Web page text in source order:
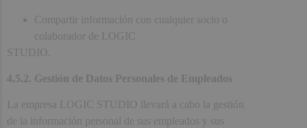
Compartir información con cualquier socio o
colaborador de LOGIC
STUDIO.
4.5.2. Gestión de Datos Personales de Empleados
La empresa LOGIC STUDIO llevará a cabo la gestión
de la información personal de sus empleados y sus